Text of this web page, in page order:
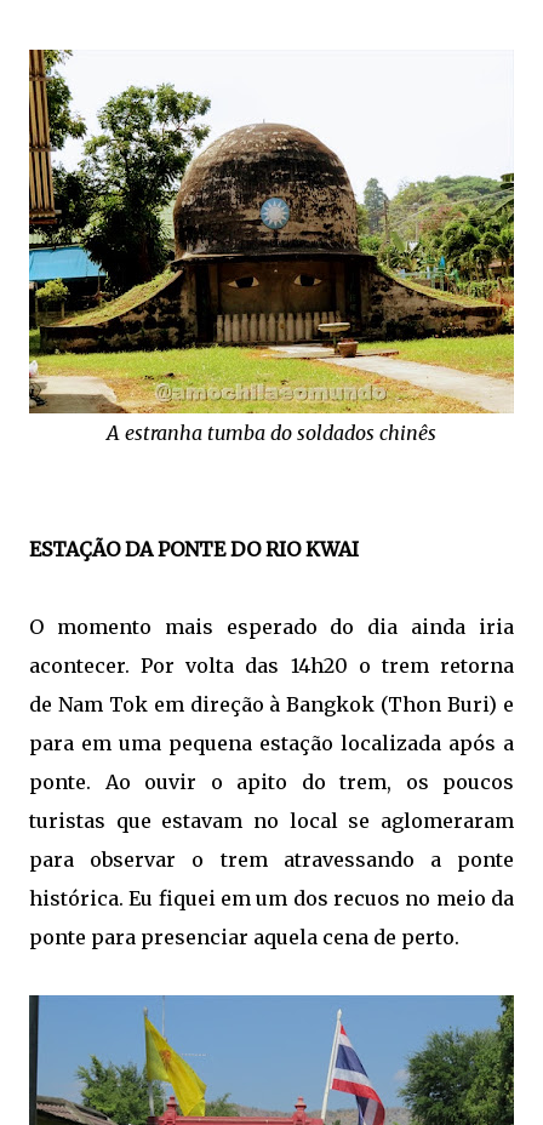
A estranha tumba do soldados chinês
ESTAÇÃO DA PONTE DO RIO KWAI
O momento mais esperado do dia ainda iria
acontecer. Por volta das 14h20 o trem retorna
de Nam Tok em direção à Bangkok (Thon Buri) e
para em uma pequena estação localizada após a
ponte. Ao ouvir o apito do trem, os poucos
turistas que estavam no local se aglomeraram
para observar o trem atravessando a ponte
histórica. Eu fiquei em um dos recuos no meio da
ponte para presenciar aquela cena de perto.